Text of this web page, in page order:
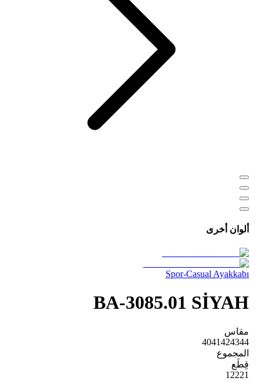
ألوان أخرى
Spor-Casual Ayakkabı
BA-3085.01 SİYAH
مقاس
4041424344
المجموع
قِطَع
12221